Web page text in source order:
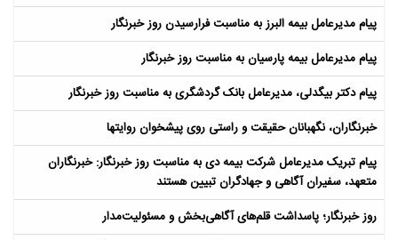
پیام مدیرعامل بیمه البرز به مناسبت فرارسیدن روز خبرنگار
پیام مدیرعامل بیمه پارسیان به مناسبت روز خبرنگار
پیام دکتر بیگدلی، مدیرعامل بانک گردشگری به مناسبت روز خبرنگار
خبرنگاران، نگهبانان حقیقت و راستی روی پیشخوان روایت­ها
پیام تبریک مدیرعامل شرکت بیمه دی به مناسبت روز خبرنگار: خبرنگاران
متعهد، سفیران آگاهی و جهادگران تبیین هستند
روز خبرنگار؛ پاسداشت قلم‌های آگاهی‌بخش و مسئولیت‌مدار